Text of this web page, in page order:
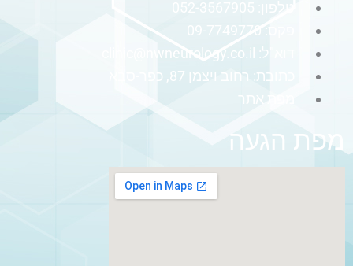
פקס: 09-7749770
דוא"ל: clinic@nwneurology.co.il
כתובת: רחוב ויצמן 87, כפר-סבא
מפת אתר
מפת הגעה